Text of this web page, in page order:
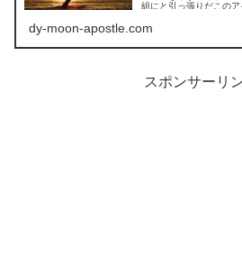
組にと引っ張りだこの
dy-moon-apostle.com
スポンサーリ